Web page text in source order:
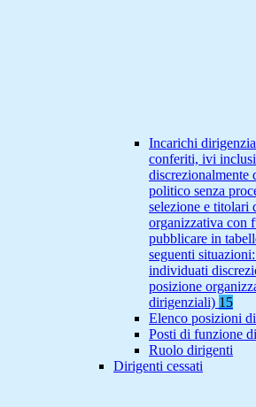
Incarichi
conferiti, ivi
politico senza
selezione e titolari
organizzativa con
pubblicare in
seguenti
individuati
posizione
dirigenziali) 15
Elenco posizioni
Posti di funzione
Ruolo dirigenti
Dirigenti cessati